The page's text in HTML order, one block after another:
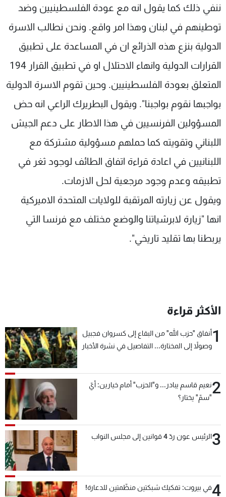
ننفي ذلك كما يقول انه مع عودة الفلسطينيين وضد
توطينهم في لبنان وهذا امر واقع. ونحن نطالب الاسرة
الدولية بنزع هذه الذرائع ان في المساعدة على تطبيق
القرارات الدولية وانهاء الاحتلال او في تطبيق القرار 194
المتعلق بعودة الفلسطينيين. وحين تقوم الاسرة الدولية
بواجبها نقوم بواجبنا". ويقول البطريرك الراعي انه حض
المسؤولين الفرنسيين في هذا الاطار على دعم الجيش
اللبناني وتقويته كما حملهم مسؤولية مشتركة مع
اللبنانيين في اعادة قراءة اتفاق الطائف لوجود ثغر في
تطبيقه وعدم وجود مرجعية لحل الازمات.
ويقول عن زيارته المرتقبة للولايات المتحدة الاميركية
انها "زيارة لابرشياتنا والوضع مختلف مع فرنسا التي
يربطنا بها تقليد تاريخي".
الأكثر قراءة
1أنفاق "حزب الله" من البقاع إلى كسروان فجبيل
وصولاً إلى المختارة... التفاصيل في نشرة الأخبار
2نعيم قاسم يبادر... و"الحزب" أمام خيارين: أيّ
"سمّ" يختار؟
3الرئيس عون ردّ 4 قوانين إلى مجلس النواب
4في بيروت: تفكيك شبكتين منظّمتين للدعارة!